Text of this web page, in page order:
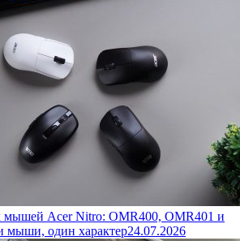
мышей Acer Nitro: OMR400, OMR401 и
мыши, один характер24.07.2026